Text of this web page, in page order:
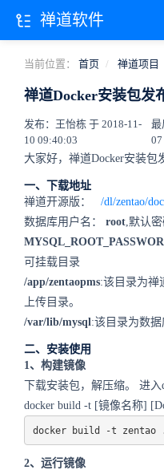
当前位置： 首页 禅道项目
禅道Docker安装包发
发布：王怡栋 于 2018-11-
10 09:40:03
最
大家好，禅道Docker安装包
一、下载地址
禅道开源版：
/dl/zentao/
数据库用户名： root,默认密
可挂载目录
/app/zentaopms:该目录为禅
上传目录。
/var/lib/mysql:该目录为数据
二、安装使用
1、构建镜像
下载安装包，解压缩。 进
docker build -t [镜像名称]
docker build -t zentao
2、运行镜像
禅道软件